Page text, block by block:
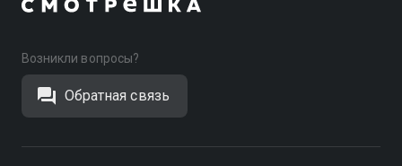
Возникли вопросы?
Обратная связь